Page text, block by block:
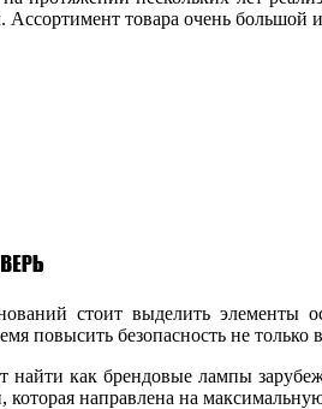
товара очень большой
стоит выделить
повысить безопасность не
найти как брендовые лампы
которая направлена на